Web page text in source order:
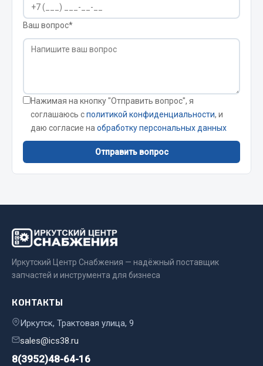
Стропы
Стяжки
Тросы
Автохимия
Abro
Chevron
Cosmo
Показать ещё
Хозтовары
Горелки, баллоны, плитки газовые
Ваш вопрос*
Нажимая на кнопку "Отправить вопрос", я
соглашаюсь сполитикой конфиденциальности, и
даю согласие на обработку персональных данных
Отправить вопрос
Иркутский Центр Снабжения — надёжный поставщик
запчастей и инструмента для бизнеса
КОНТАКТЫ
Иркутск, Трактовая улица, 9
sales@ics38.ru
8(3952)48-64-16